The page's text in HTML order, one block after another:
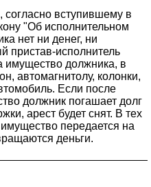
, согласно вступившему в
"Об исполнительном
нет ни денег, ни
пристав-исполнитель
имущество должника, в
автомагнитолу, колонки,
Если после
должник погашает долг
арест будет снят. В тех
передается на
деньги.